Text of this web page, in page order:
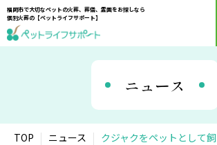
福岡市で大切なペットの火葬、葬儀、霊園をお探しなら
個別火葬の【ペットライフサポート】
ニュース
TOP ニュース クジャクをペットとして